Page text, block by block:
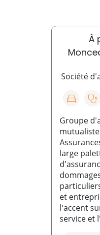
À
Société
Groupe
large
et
l'accent
service et